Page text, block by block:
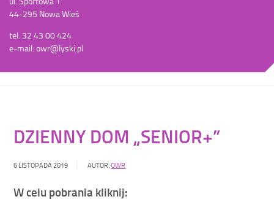
44-295 Nowa Wieś
tel. 32 43 00 424
e-mail: owr@lyski.pl
DZIENNY DOM „SENIOR+”
6 LISTOPADA 2019 AUTOR:OWR
W celu pobrania kliknij: